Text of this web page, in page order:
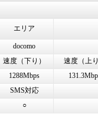
エリア
docomo
速度（下り）
速度（上
1288Mbps
SMS対応
○